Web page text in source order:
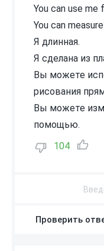
You can use me
You can
Я длинная.
Я сделана из
Вы можете
рисования
Вы можете
помощью.
104
Проверить